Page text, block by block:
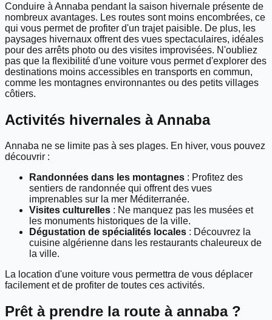
Conduire à Annaba pendant la saison hivernale présente de
nombreux avantages. Les routes sont moins encombrées, ce
qui vous permet de profiter d'un trajet paisible. De plus, les
paysages hivernaux offrent des vues spectaculaires, idéales
pour des arrêts photo ou des visites improvisées. N'oubliez
pas que la flexibilité d'une voiture vous permet d'explorer des
destinations moins accessibles en transports en commun,
comme les montagnes environnantes ou des petits villages
côtiers.
Activités hivernales à Annaba
Annaba ne se limite pas à ses plages. En hiver, vous pouvez
découvrir :
Randonnées dans les montagnes : Profitez des
sentiers de randonnée qui offrent des vues
imprenables sur la mer Méditerranée.
Visites culturelles : Ne manquez pas les musées et
les monuments historiques de la ville.
Dégustation de spécialités locales : Découvrez la
cuisine algérienne dans les restaurants chaleureux de
la ville.
La location d'une voiture vous permettra de vous déplacer
facilement et de profiter de toutes ces activités.
Prêt à prendre la route à annaba?